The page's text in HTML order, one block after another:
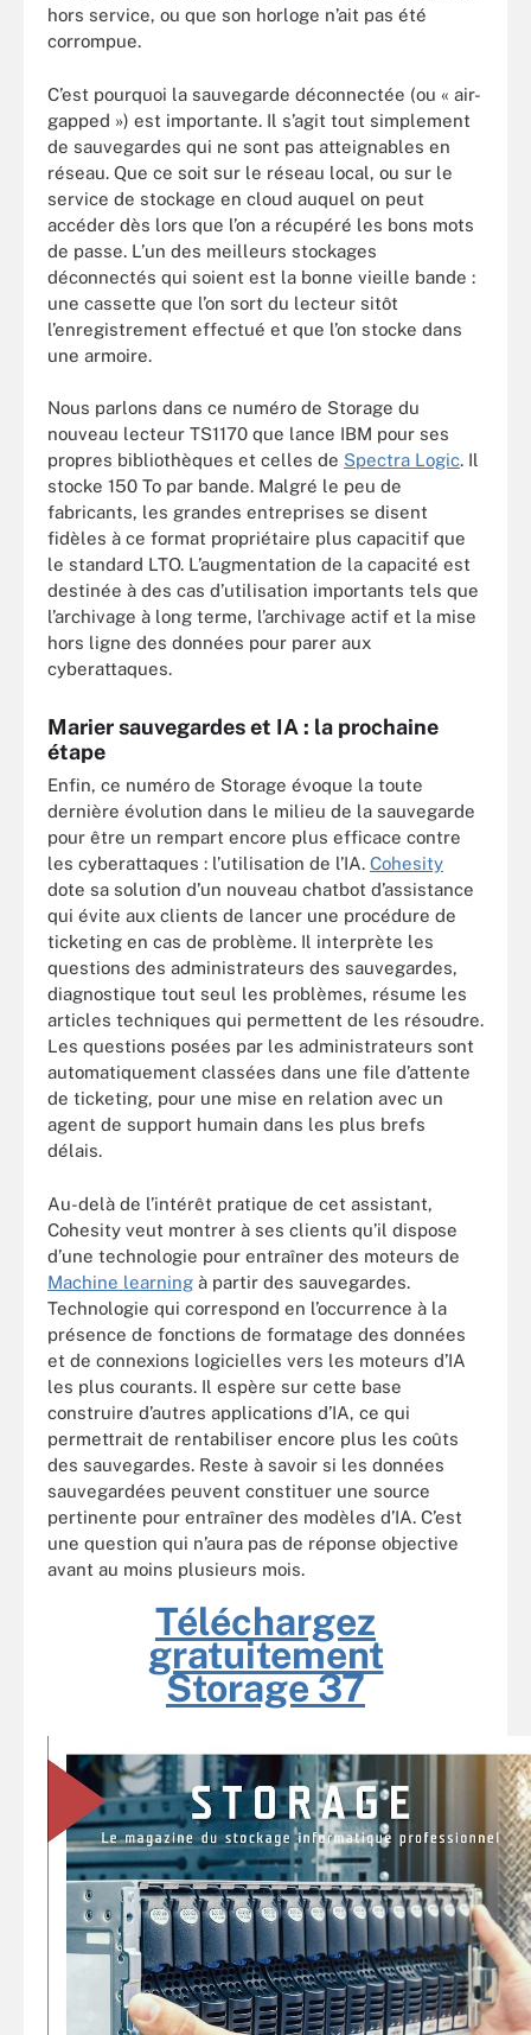
hors service, ou que son horloge n’ait pas été
corrompue.
C’est pourquoi la sauvegarde déconnectée (ou « air-
gapped ») est importante. Il s’agit tout simplement
de sauvegardes qui ne sont pas atteignables en
réseau. Que ce soit sur le réseau local, ou sur le
service de stockage en cloud auquel on peut
accéder dès lors que l’on a récupéré les bons mots
de passe. L’un des meilleurs stockages
déconnectés qui soient est la bonne vieille bande :
une cassette que l’on sort du lecteur sitôt
l’enregistrement effectué et que l’on stocke dans
une armoire.
Nous parlons dans ce numéro de Storage du
nouveau lecteur TS1170 que lance IBM pour ses
propres bibliothèques et celles de Spectra Logic. Il
stocke 150 To par bande. Malgré le peu de
fabricants, les grandes entreprises se disent
fidèles à ce format propriétaire plus capacitif que
le standard LTO. L’augmentation de la capacité est
destinée à des cas d’utilisation importants tels que
l’archivage à long terme, l’archivage actif et la mise
hors ligne des données pour parer aux
cyberattaques.
Marier sauvegardes et IA : la prochaine
étape
Enfin, ce numéro de Storage évoque la toute
dernière évolution dans le milieu de la sauvegarde
pour être un rempart encore plus efficace contre
les cyberattaques : l’utilisation de l’IA. Cohesity
dote sa solution d’un nouveau chatbot d’assistance
qui évite aux clients de lancer une procédure de
ticketing en cas de problème. Il interprète les
questions des administrateurs des sauvegardes,
diagnostique tout seul les problèmes, résume les
articles techniques qui permettent de les résoudre.
Les questions posées par les administrateurs sont
automatiquement classées dans une file d’attente
de ticketing, pour une mise en relation avec un
agent de support humain dans les plus brefs
délais.
Au-delà de l’intérêt pratique de cet assistant,
Cohesity veut montrer à ses clients qu’il dispose
d’une technologie pour entraîner des moteurs de
Machine learning à partir des sauvegardes.
Technologie qui correspond en l’occurrence à la
présence de fonctions de formatage des données
et de connexions logicielles vers les moteurs d’IA
les plus courants. Il espère sur cette base
construire d’autres applications d’IA, ce qui
permettrait de rentabiliser encore plus les coûts
des sauvegardes. Reste à savoir si les données
sauvegardées peuvent constituer une source
pertinente pour entraîner des modèles d’IA. C’est
une question qui n’aura pas de réponse objective
avant au moins plusieurs mois.
Téléchargez
gratuitement
Storage 37